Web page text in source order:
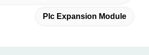
Plc Expansion Module